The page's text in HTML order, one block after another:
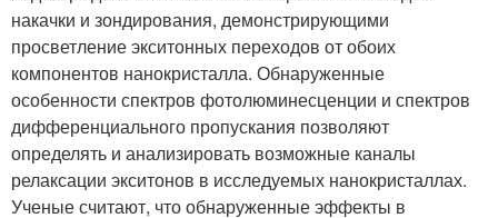
накачки и зондирования, демонстрирующими
просветление экситонных переходов от обоих
компонентов нанокристалла. Обнаруженные
особенности спектров фотолюминесценции и спектров
дифференциального пропускания позволяют
определять и анализировать возможные каналы
релаксации экситонов в исследуемых нанокристаллах.
Ученые считают, что обнаруженные эффекты в